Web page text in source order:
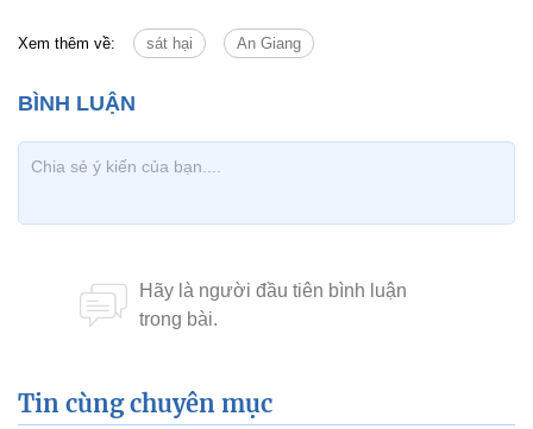
Xem thêm về: sát hại An Giang
Tin cùng chuyên mục